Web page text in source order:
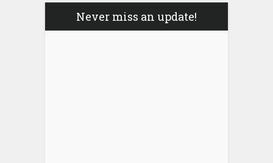
Never miss an update!